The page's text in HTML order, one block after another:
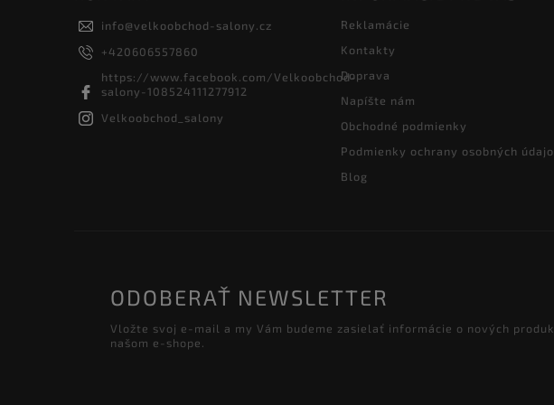
info@velkoobchod-salony.cz
+420606557860
https://www.facebook.com/Velkoobchod-
salony-108524111277912
Velkoobchod_salony
Reklamácie
Kontakty
Doprava
Napíšte nám
Obchodné podmienky
Podmienky ochrany osobných
Blog
ODOBERAŤ NEWSLETTER
Vložte svoj e-mail a my Vám budeme zasielať informácie o nových
našom e-shope.